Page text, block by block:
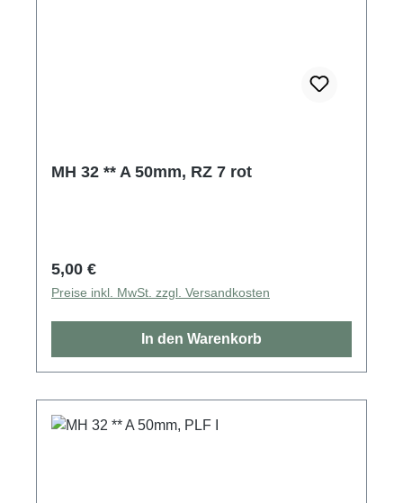
MH 32 ** A 50mm, RZ 7 rot
Regulärer Preis:
5,00 €
Preise inkl. MwSt. zzgl. Versandkosten
In den Warenkorb